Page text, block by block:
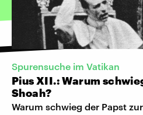
Spurensuche im Vatikan
Pius XII.: Warum
Shoah?
Warum schwieg der Papst